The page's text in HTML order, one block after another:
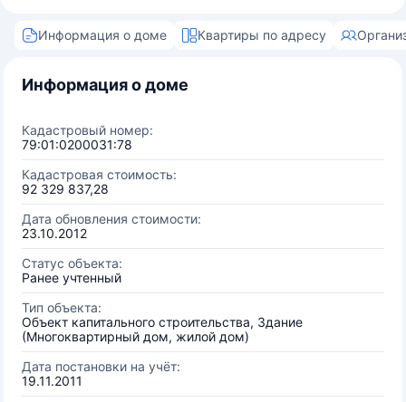
Информация о доме Квартиры по адресу
Информация о доме
Кадастровый номер:
79:01:0200031:78
Кадастровая стоимость:
92 329 837,28
Дата обновления стоимости:
23.10.2012
Статус объекта:
Ранее учтенный
Тип объекта:
Объект капитального строительства, Здание
(Многоквартирный дом, жилой дом)
Дата постановки на учёт:
19.11.2011